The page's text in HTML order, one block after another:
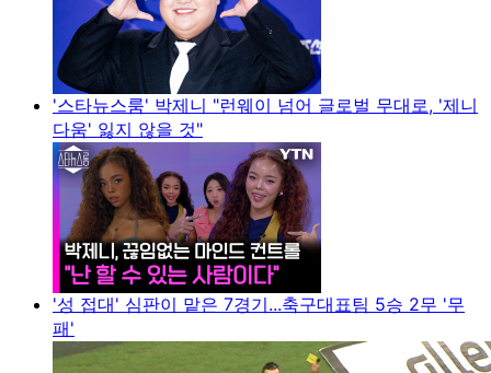
'스타뉴스룸' 박제니 "런웨이 넘어 글로벌 무대로, '제니
다움' 잃지 않을 것"
'성 접대' 심판이 맡은 7경기...축구대표팀 5승 2무 '무
패'